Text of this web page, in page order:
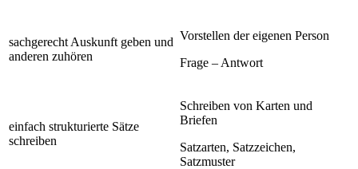
sachgerecht Auskunft geben und
anderen zuhören
Vorstellen der eigenen Person
Frage – Antwort
einfach strukturierte Sätze
schreiben
Schreiben von Karten und
Briefen
Satzarten, Satzzeichen,
Satzmuster